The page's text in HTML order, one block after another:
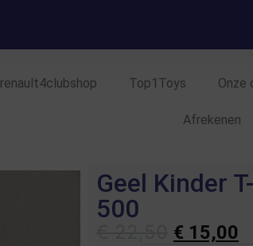
renault4clubshop Top1Toys Onze
Afrekenen
Geel Kinder
500
€ 15,00